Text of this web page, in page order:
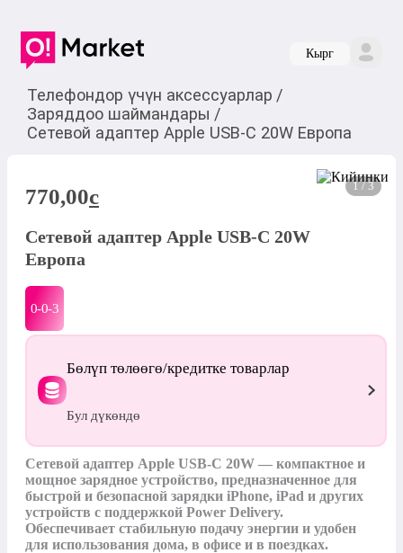
Кырг
Телефондор үчүн аксессуарлар /
Заряддоо шаймандары /
Сетевой адаптер Apple USB-C 20W Европа
1 / 3
770,00c
Сетевой адаптер Apple USB-C 20W
Европа
0-0-3
Бөлүп төлөөгө/кредитке товарлар
Бул дүкөндө
Сетевой адаптер Apple USB-C 20W — компактное и
мощное зарядное устройство, предназначенное для
быстрой и безопасной зарядки iPhone, iPad и других
устройств с поддержкой Power Delivery.
Обеспечивает стабильную подачу энергии и удобен
для использования дома, в офисе и в поездках.